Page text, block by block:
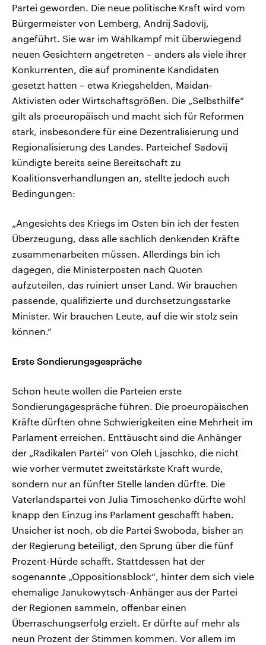
Partei geworden. Die neue politische Kraft wird vom
Bürgermeister von Lemberg, Andrij Sadovij,
angeführt. Sie war im Wahlkampf mit überwiegend
neuen Gesichtern angetreten – anders als viele ihrer
Konkurrenten, die auf prominente Kandidaten
gesetzt hatten – etwa Kriegshelden, Maidan-
Aktivisten oder Wirtschaftsgrößen. Die „Selbsthilfe“
gilt als proeuropäisch und macht sich für Reformen
stark, insbesondere für eine Dezentralisierung und
Regionalisierung des Landes. Parteichef Sadovij
kündigte bereits seine Bereitschaft zu
Koalitionsverhandlungen an, stellte jedoch auch
Bedingungen:
„Angesichts des Kriegs im Osten bin ich der festen
Überzeugung, dass alle sachlich denkenden Kräfte
zusammenarbeiten müssen. Allerdings bin ich
dagegen, die Ministerposten nach Quoten
aufzuteilen, das ruiniert unser Land. Wir brauchen
passende, qualifizierte und durchsetzungsstarke
Minister. Wir brauchen Leute, auf die wir stolz sein
können.“
Erste Sondierungsgespräche
Schon heute wollen die Parteien erste
Sondierungsgespräche führen. Die proeuropäischen
Kräfte dürften ohne Schwierigkeiten eine Mehrheit im
Parlament erreichen. Enttäuscht sind die Anhänger
der „Radikalen Partei“ von Oleh Ljaschko, die nicht
wie vorher vermutet zweitstärkste Kraft wurde,
sondern nur an fünfter Stelle landen dürfte. Die
Vaterlandspartei von Julia Timoschenko dürfte wohl
knapp den Einzug ins Parlament geschafft haben.
Unsicher ist noch, ob die Partei Swoboda, bisher an
der Regierung beteiligt, den Sprung über die fünf
Prozent-Hürde schafft. Stattdessen hat der
sogenannte „Oppositionsblock“, hinter dem sich viele
ehemalige Janukowytsch-Anhänger aus der Partei
der Regionen sammeln, offenbar einen
Überraschungserfolg erzielt. Er dürfte auf mehr als
neun Prozent der Stimmen kommen. Vor allem im